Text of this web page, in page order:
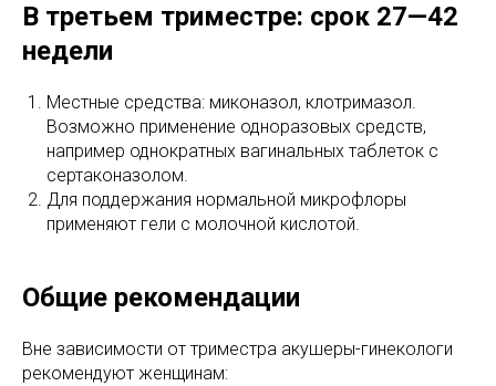
В третьем триместре: срок 27—42
недели
Местные средства: миконазол, клотримазол.
Возможно применение одноразовых средств,
например однократных вагинальных таблеток с
сертаконазолом.
Для поддержания нормальной микрофлоры
применяют гели с молочной кислотой.
Общие рекомендации
Вне зависимости от триместра акушеры-гинекологи
рекомендуют женщинам: